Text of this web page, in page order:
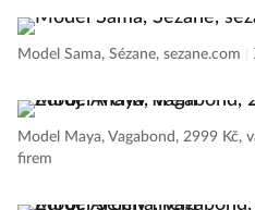
Model Sama, Sézane, sezane.com
Model Maya, Vagabond, 2999 Kč,
firem